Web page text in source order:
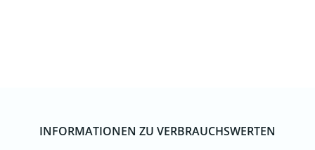
INFORMATIONEN ZU VERBRAUCHSWERTEN